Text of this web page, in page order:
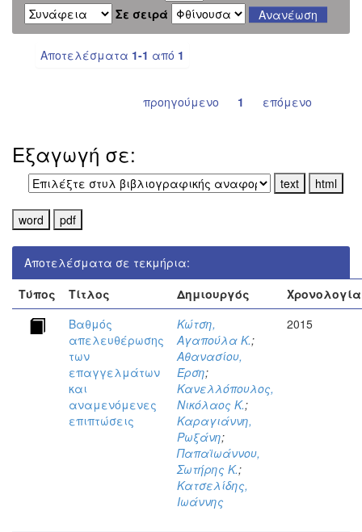
Σε σειρά
Αποτελέσματα 1-1 από 1
προηγούμενο 1 επόμενο
Εξαγωγή σε:
Αποτελέσματα σε τεκμήρια:
Τύπος
Τίτλος Δημιουργός
Χρονολογία
Βαθμός
απελευθέρωσης
των
επαγγελμάτων
και
αναμενόμενες
επιπτώσεις
Κώτση,
Αγαπούλα Κ.;
Αθανασίου,
Έρση;
Κανελλόπουλος,
Νικόλαος Κ.;
Καραγιάννη,
Ρωξάνη;
Παπαϊωάννου,
Σωτήρης Κ.;
Κατσελίδης,
Ιωάννης
2015